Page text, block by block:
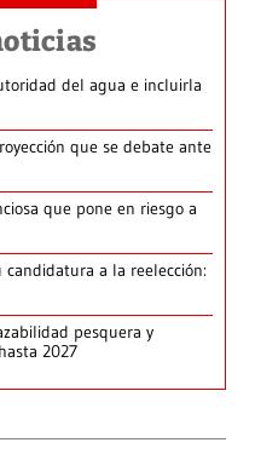
del agua e incluirla
que se debate ante
que pone en riesgo a
a la reelección:
pesquera y
2027